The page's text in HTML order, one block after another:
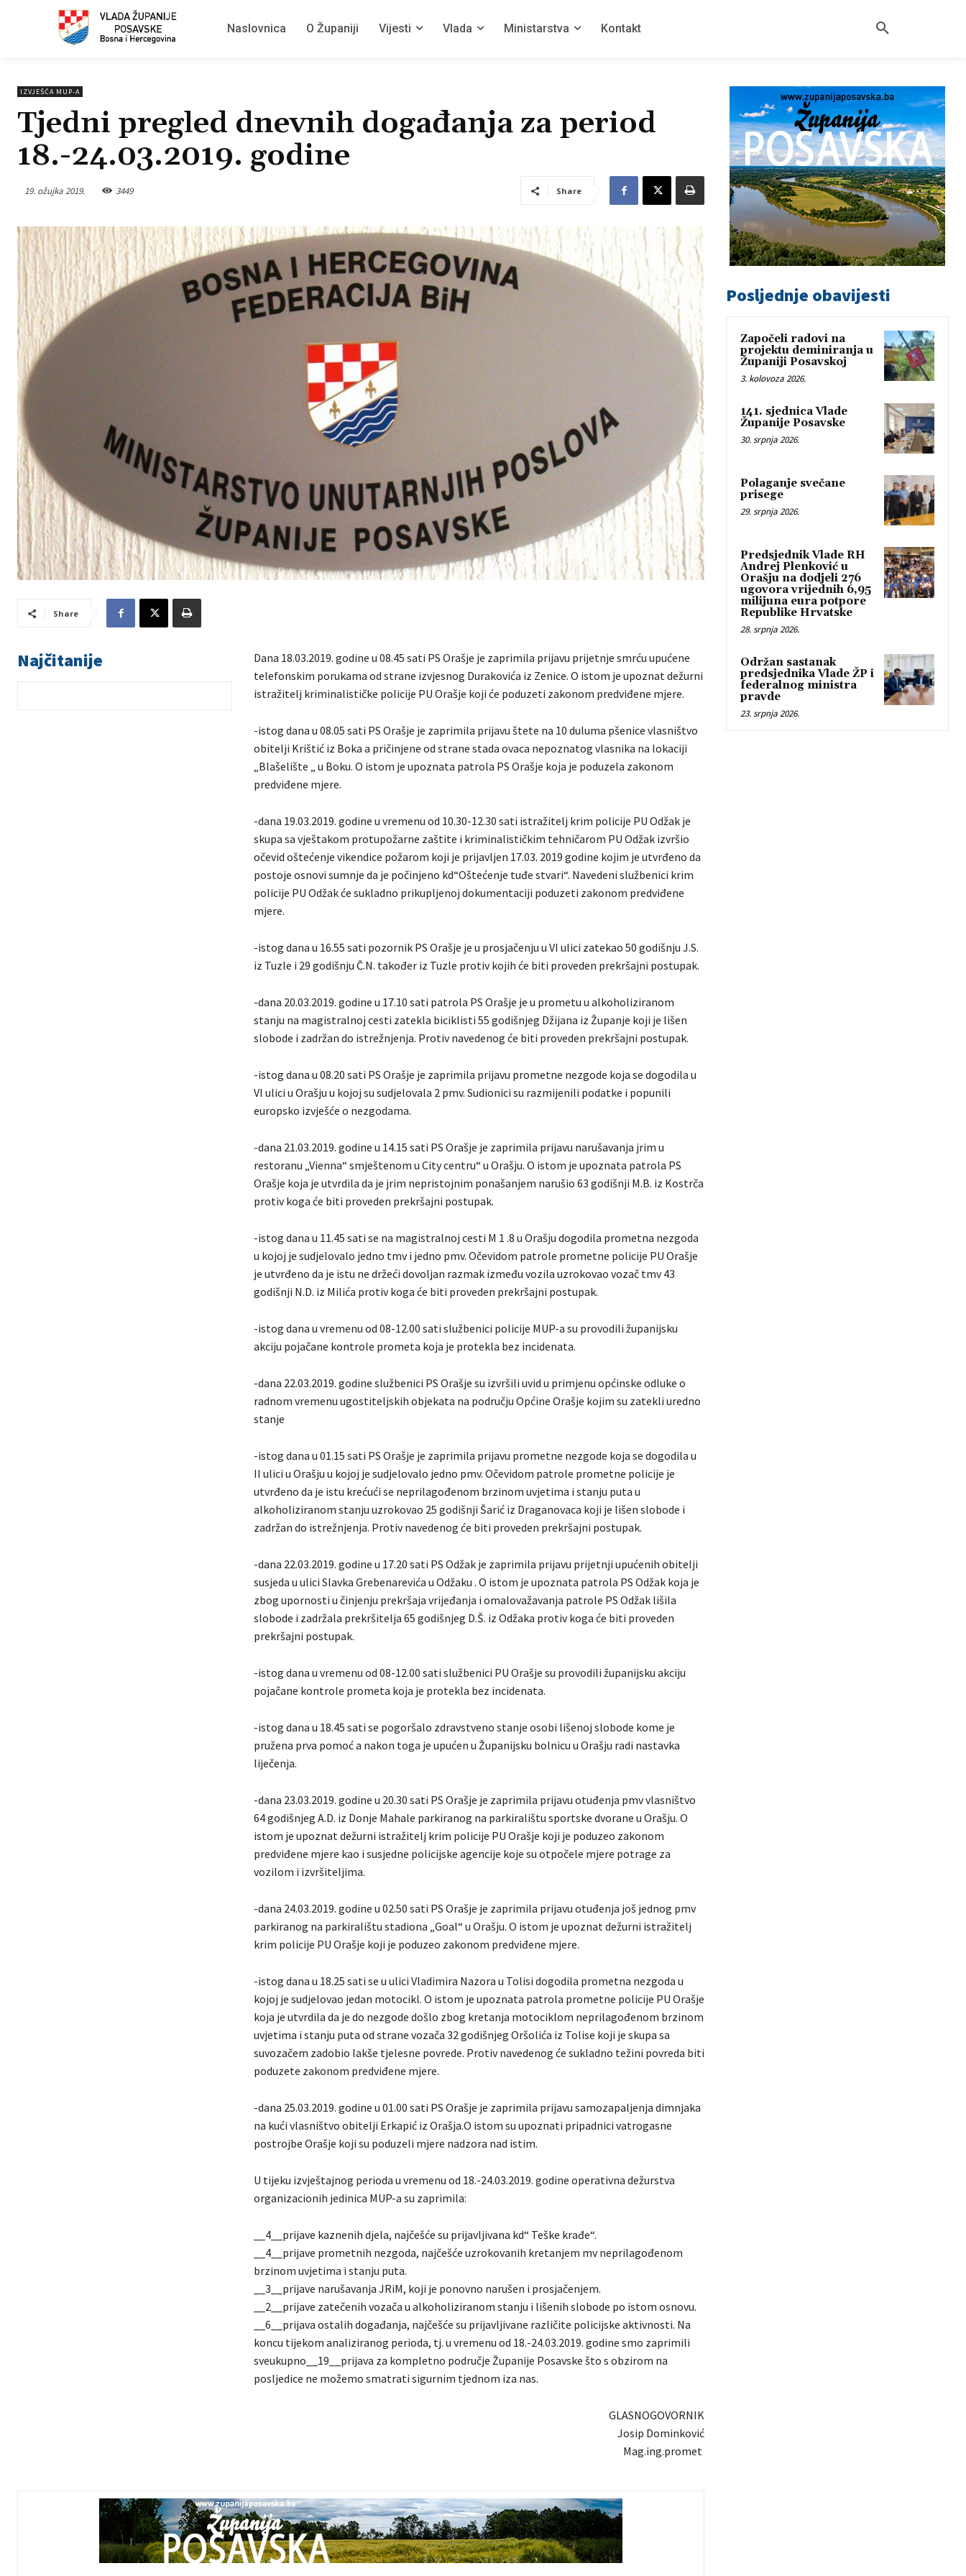
Naslovnica O Županiji Vijesti Vlada Ministarstva Kontakt
IZVJEŠĆA MUP-A
Tjedni pregled dnevnih događanja za period
18.-24.03.2019. godine
19. ožujka 2019. 3449 Share
Share
Najčitanije
Dana 18.03.2019. godine u 08.45 sati PS Orašje je zaprimila prijavu prijetnje smrću upućene
telefonskim porukama od strane izvjesnog Durakovića iz Zenice. O istom je upoznat dežurni
istražitelj kriminalističke policije PU Orašje koji će poduzeti zakonom predviđene mjere.
-istog dana u 08.05 sati PS Orašje je zaprimila prijavu štete na 10 duluma pšenice vlasništvo
obitelji Krištić iz Boka a pričinjene od strane stada ovaca nepoznatog vlasnika na lokaciji
„Blašelište „ u Boku. O istom je upoznata patrola PS Orašje koja je poduzela zakonom
predviđene mjere.
-dana 19.03.2019. godine u vremenu od 10.30-12.30 sati istražitelj krim policije PU Odžak je
skupa sa vještakom protupožarne zaštite i kriminalističkim tehničarom PU Odžak izvršio
očevid oštećenje vikendice požarom koji je prijavljen 17.03. 2019 godine kojim je utvrđeno da
postoje osnovi sumnje da je počinjeno kd“Oštećenje tuđe stvari“. Navedeni službenici krim
policije PU Odžak će sukladno prikupljenoj dokumentaciji poduzeti zakonom predviđene
mjere.
-istog dana u 16.55 sati pozornik PS Orašje je u prosjačenju u VI ulici zatekao 50 godišnju J.S.
iz Tuzle i 29 godišnju Č.N. također iz Tuzle protiv kojih će biti proveden prekršajni postupak.
-dana 20.03.2019. godine u 17.10 sati patrola PS Orašje je u prometu u alkoholiziranom
stanju na magistralnoj cesti zatekla biciklisti 55 godišnjeg Džijana iz Županje koji je lišen
slobode i zadržan do istrežnjenja. Protiv navedenog će biti proveden prekršajni postupak.
-istog dana u 08.20 sati PS Orašje je zaprimila prijavu prometne nezgode koja se dogodila u
VI ulici u Orašju u kojoj su sudjelovala 2 pmv. Sudionici su razmijenili podatke i popunili
europsko izvješće o nezgodama.
-dana 21.03.2019. godine u 14.15 sati PS Orašje je zaprimila prijavu narušavanja jrim u
restoranu „Vienna“ smještenom u City centru“ u Orašju. O istom je upoznata patrola PS
Orašje koja je utvrdila da je jrim nepristojnim ponašanjem narušio 63 godišnji M.B. iz Kostrča
protiv koga će biti proveden prekršajni postupak.
-istog dana u 11.45 sati se na magistralnoj cesti M 1 .8 u Orašju dogodila prometna nezgoda
u kojoj je sudjelovalo jedno tmv i jedno pmv. Očevidom patrole prometne policije PU Orašje
je utvrđeno da je istu ne držeći dovoljan razmak između vozila uzrokovao vozač tmv 43
godišnji N.D. iz Milića protiv koga će biti proveden prekršajni postupak.
-istog dana u vremenu od 08-12.00 sati službenici policije MUP-a su provodili županijsku
akciju pojačane kontrole prometa koja je protekla bez incidenata.
-dana 22.03.2019. godine službenici PS Orašje su izvršili uvid u primjenu općinske odluke o
radnom vremenu ugostiteljskih objekata na području Općine Orašje kojim su zatekli uredno
stanje
-istog dana u 01.15 sati PS Orašje je zaprimila prijavu prometne nezgode koja se dogodila u
II ulici u Orašju u kojoj je sudjelovalo jedno pmv. Očevidom patrole prometne policije je
utvrđeno da je istu krećući se neprilagođenom brzinom uvjetima i stanju puta u
alkoholiziranom stanju uzrokovao 25 godišnji Šarić iz Draganovaca koji je lišen slobode i
zadržan do istrežnjenja. Protiv navedenog će biti proveden prekršajni postupak.
-dana 22.03.2019. godine u 17.20 sati PS Odžak je zaprimila prijavu prijetnji upućenih obitelji
susjeda u ulici Slavka Grebenarevića u Odžaku . O istom je upoznata patrola PS Odžak koja je
zbog upornosti u činjenju prekršaja vrijeđanja i omalovažavanja patrole PS Odžak lišila
slobode i zadržala prekršitelja 65 godišnjeg D.Š. iz Odžaka protiv koga će biti proveden
prekršajni postupak.
-istog dana u vremenu od 08-12.00 sati službenici PU Orašje su provodili županijsku akciju
pojačane kontrole prometa koja je protekla bez incidenata.
-istog dana u 18.45 sati se pogoršalo zdravstveno stanje osobi lišenoj slobode kome je
pružena prva pomoć a nakon toga je upućen u Županijsku bolnicu u Orašju radi nastavka
liječenja.
-dana 23.03.2019. godine u 20.30 sati PS Orašje je zaprimila prijavu otuđenja pmv vlasništvo
64 godišnjeg A.D. iz Donje Mahale parkiranog na parkiralištu sportske dvorane u Orašju. O
istom je upoznat dežurni istražitelj krim policije PU Orašje koji je poduzeo zakonom
predviđene mjere kao i susjedne policijske agencije koje su otpočele mjere potrage za
vozilom i izvršiteljima.
-dana 24.03.2019. godine u 02.50 sati PS Orašje je zaprimila prijavu otuđenja još jednog pmv
parkiranog na parkiralištu stadiona „Goal“ u Orašju. O istom je upoznat dežurni istražitelj
krim policije PU Orašje koji je poduzeo zakonom predviđene mjere.
-istog dana u 18.25 sati se u ulici Vladimira Nazora u Tolisi dogodila prometna nezgoda u
kojoj je sudjelovao jedan motocikl. O istom je upoznata patrola prometne policije PU Orašje
koja je utvrdila da je do nezgode došlo zbog kretanja motociklom neprilagođenom brzinom
uvjetima i stanju puta od strane vozača 32 godišnjeg Oršolića iz Tolise koji je skupa sa
suvozačem zadobio lakše tjelesne povrede. Protiv navedenog će sukladno težini povreda biti
poduzete zakonom predviđene mjere.
-dana 25.03.2019. godine u 01.00 sati PS Orašje je zaprimila prijavu samozapaljenja dimnjaka
na kući vlasništvo obitelji Erkapić iz Orašja.O istom su upoznati pripadnici vatrogasne
postrojbe Orašje koji su poduzeli mjere nadzora nad istim.
U tijeku izvještajnog perioda u vremenu od 18.-24.03.2019. godine operativna dežurstva
organizacionih jedinica MUP-a su zaprimila:
__4__prijave kaznenih djela, najčešće su prijavljivana kd“ Teške krađe“.
__4__prijave prometnih nezgoda, najčešće uzrokovanih kretanjem mv neprilagođenom
brzinom uvjetima i stanju puta.
__3__prijave narušavanja JRiM, koji je ponovno narušen i prosjačenjem.
__2__prijave zatečenih vozača u alkoholiziranom stanju i lišenih slobode po istom osnovu.
__6__prijava ostalih događanja, najčešće su prijavljivane različite policijske aktivnosti. Na
koncu tijekom analiziranog perioda, tj. u vremenu od 18.-24.03.2019. godine smo zaprimili
sveukupno__19__prijava za kompletno područje Županije Posavske što s obzirom na
posljedice ne možemo smatrati sigurnim tjednom iza nas.
GLASNOGOVORNIK
Josip Dominković
Mag.ing.promet
Posljednje obavijesti
Započeli radovi na
projektu deminiranja u
Županiji Posavskoj
3. kolovoza 2026.
141. sjednica Vlade
Županije Posavske
30. srpnja 2026.
Polaganje svečane
prisege
29. srpnja 2026.
Predsjednik Vlade RH
Andrej Plenković u
Orašju na dodjeli 276
ugovora vrijednih 6,95
milijuna eura potpore
Republike Hrvatske
28. srpnja 2026.
Održan sastanak
predsjednika Vlade ŽP i
federalnog ministra
pravde
23. srpnja 2026.